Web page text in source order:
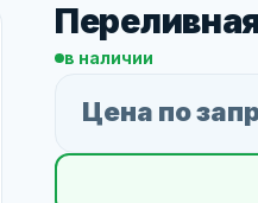
в наличии
Цена по